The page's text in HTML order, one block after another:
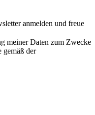
anmelden und freue
meiner Daten zum Zwecke
gemäß der